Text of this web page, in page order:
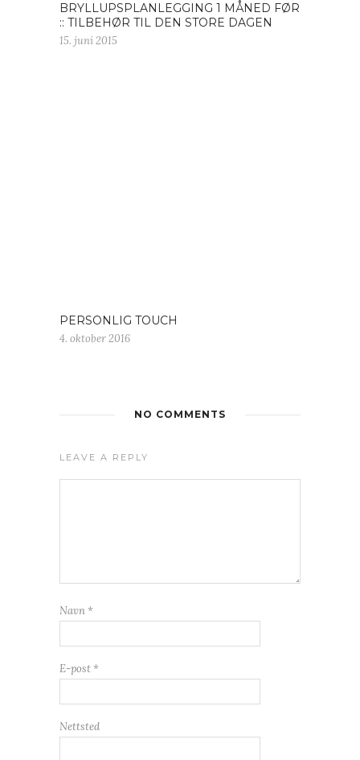
BRYLLUPSPLANLEGGING 1 MÅNED FØR
:: TILBEHØR TIL DEN STORE DAGEN
15. juni 2015
PERSONLIG TOUCH
4. oktober 2016
NO COMMENTS
LEAVE A REPLY
Navn *
E-post *
Nettsted